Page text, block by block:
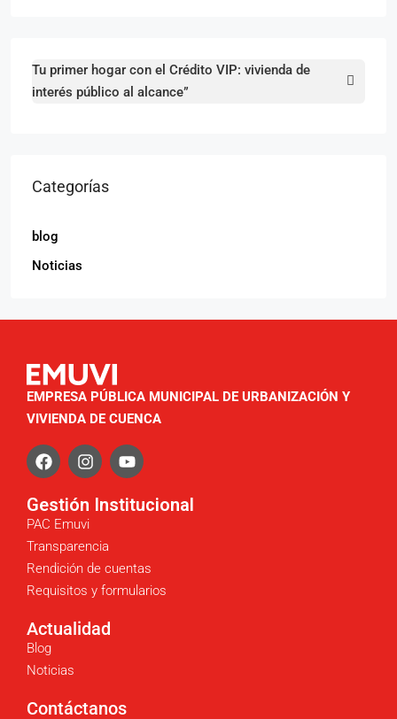
Tu primer hogar con el Crédito VIP: vivienda de
interés público al alcance”
Categorías
blog
Noticias
EMPRESA PÚBLICA MUNICIPAL DE URBANIZACIÓN Y
VIVIENDA DE CUENCA
Gestión Institucional
PAC Emuvi
Transparencia
Rendición de cuentas
Requisitos y formularios
Actualidad
Blog
Noticias
Contáctanos